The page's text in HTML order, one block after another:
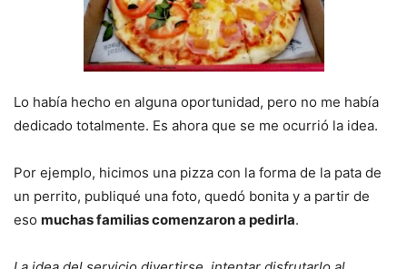
Lo había hecho en alguna oportunidad, pero no me había
dedicado totalmente. Es ahora que se me ocurrió la idea.
Por ejemplo, hicimos una pizza con la forma de la pata de
un perrito, publiqué una foto, quedó bonita y a partir de
eso muchas familias comenzaron a pedirla.